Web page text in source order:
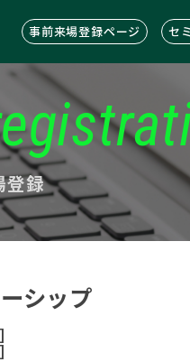
事前来場登録ページ セ
登録
シップ